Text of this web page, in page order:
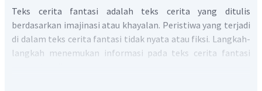
Teks cerita fantasi adalah teks cerita yang ditulis
berdasarkan imajinasi atau khayalan. Peristiwa yang terjadi
di dalam teks cerita fantasi tidak nyata atau fiksi. Langkah-
langkah menemukan informasi pada teks cerita fantasi